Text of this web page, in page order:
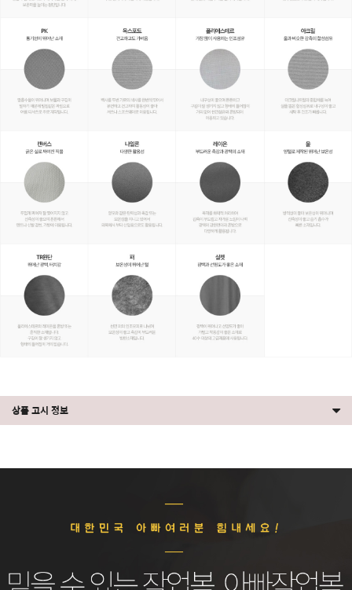
상품 고시 정보